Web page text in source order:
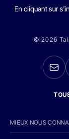
En cliquant sur
© 2026
MIEUX NOUS